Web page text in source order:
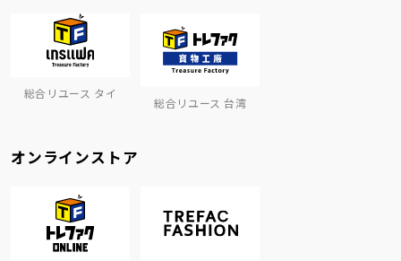
総合リユース タイ
総合リユース 台湾
オンラインストア